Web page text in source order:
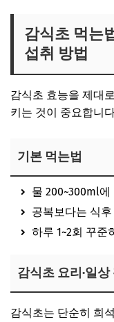
감식초 먹는
섭취 방법
감식초 효능을 제대
키는 것이 중요합니
기본 먹는법
물 200~300ml에
공복보다는 식
하루 1~2회 꾸준
감식초 요리·일상
감식초는 단순히 희